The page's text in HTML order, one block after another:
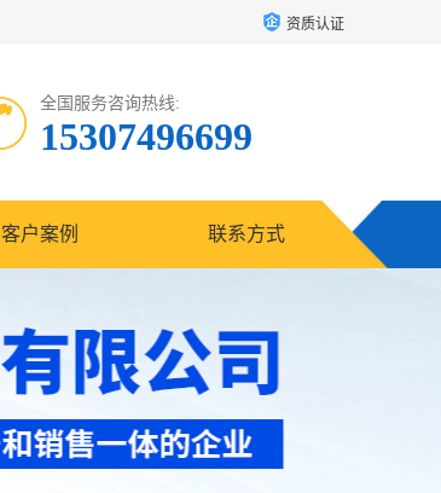
资质认证
全国服务咨询热线:
15307496699
客户案例 联系方式